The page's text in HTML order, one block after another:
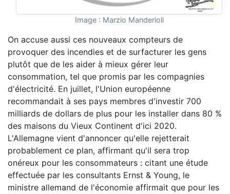
Image : Marzio Manderioli
On accuse aussi ces nouveaux compteurs de
provoquer des incendies et de surfacturer les gens
plutôt que de les aider à mieux gérer leur
consommation, tel que promis par les compagnies
d'électricité. En juillet, l'Union européenne
recommandait à ses pays membres d'investir 700
milliards de dollars de plus pour les installer dans 80 %
des maisons du Vieux Continent d'ici 2020.
L'Allemagne vient d'annoncer qu'elle rejetterait
probablement ce plan, affirmant qu'il sera trop
onéreux pour les consommateurs : citant une étude
effectuée par les consultants Ernst & Young, le
ministre allemand de l'économie affirmait que pour les